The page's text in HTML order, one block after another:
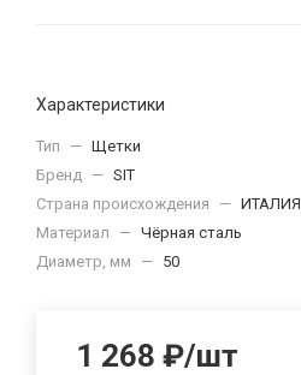
Характеристики
Тип — Щетки
Бренд — SIT
Страна происхождения
— ИТАЛИЯ
Материал
— Чёрная сталь
Диаметр, мм
— 50
1 268 ₽/шт